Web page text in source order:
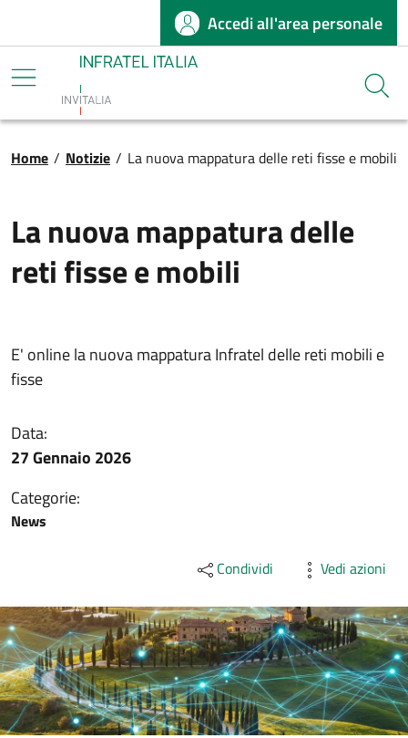
Salta al contenuto principaleAccedi all'area personale
Infratel
Briciole di pane
Home / Notizie / La nuova mappatura delle reti fisse e mobili
La nuova mappatura delle
reti fisse e mobili
E' online la nuova mappatura Infratel delle reti mobili e
fisse
Data:
27 Gennaio 2026
Categorie:
News
Condividi Vedi azioni